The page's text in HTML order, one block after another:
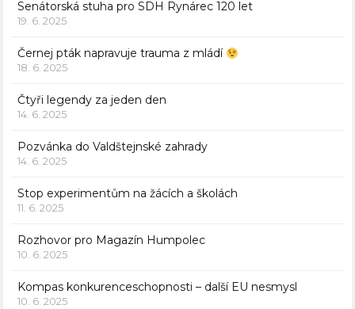
Senátorská stuha pro SDH Rynárec 120 let
19. 6. 2025
Černej pták napravuje trauma z mládí
18. 6. 2025
Čtyři legendy za jeden den
14. 6. 2025
Pozvánka do Valdštejnské zahrady
14. 6. 2025
Stop experimentům na žácích a školách
11. 6. 2025
Rozhovor pro Magazín Humpolec
10. 6. 2025
Kompas konkurenceschopnosti – další EU nesmysl
10. 6. 2025